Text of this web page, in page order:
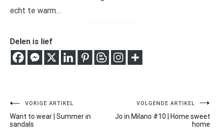
echt te warm…
Delen is lief
Bericht
navigatie
VORIGE ARTIKEL
Want to wear | Summer in
sandals
VOLGENDE ARTIKEL
Jo in Milano #10 | Home sweet
home